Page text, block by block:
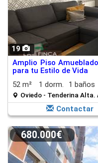
19
Amplio Piso
para tu Estilo de Vida
52 m²
1 dorm. 1 baños
Oviedo - Tenderina Alta.
Contactar
680.000€